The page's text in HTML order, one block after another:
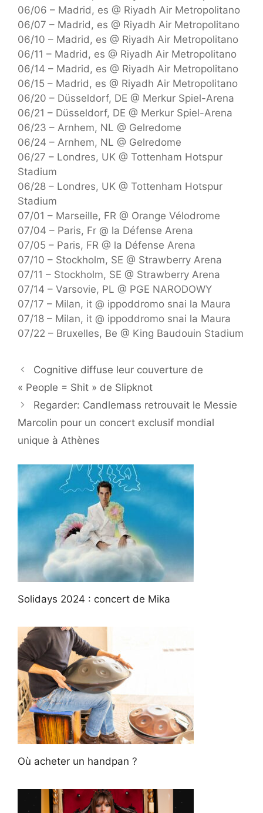
06/06 – Madrid, es @ Riyadh Air Metropolitano
06/07 – Madrid, es @ Riyadh Air Metropolitano
06/10 – Madrid, es @ Riyadh Air Metropolitano
06/11 – Madrid, es @ Riyadh Air Metropolitano
06/14 – Madrid, es @ Riyadh Air Metropolitano
06/15 – Madrid, es @ Riyadh Air Metropolitano
06/20 – Düsseldorf, DE @ Merkur Spiel-Arena
06/21 – Düsseldorf, DE @ Merkur Spiel-Arena
06/23 – Arnhem, NL @ Gelredome
06/24 – Arnhem, NL @ Gelredome
06/27 – Londres, UK @ Tottenham Hotspur
Stadium
06/28 – Londres, UK @ Tottenham Hotspur
Stadium
07/01 – Marseille, FR @ Orange Vélodrome
07/04 – Paris, Fr @ la Défense Arena
07/05 – Paris, FR @ la Défense Arena
07/10 – Stockholm, SE @ Strawberry Arena
07/11 – Stockholm, SE @ Strawberry Arena
07/14 – Varsovie, PL @ PGE NARODOWY
07/17 – Milan, it @ ippoddromo snai la Maura
07/18 – Milan, it @ ippoddromo snai la Maura
07/22 – Bruxelles, Be @ King Baudouin Stadium
Cognitive diffuse leur couverture de
« People = Shit » de Slipknot
Regarder: Candlemass retrouvait le Messie
Marcolin pour un concert exclusif mondial
unique à Athènes
Solidays 2024 : concert de Mika
Où acheter un handpan ?